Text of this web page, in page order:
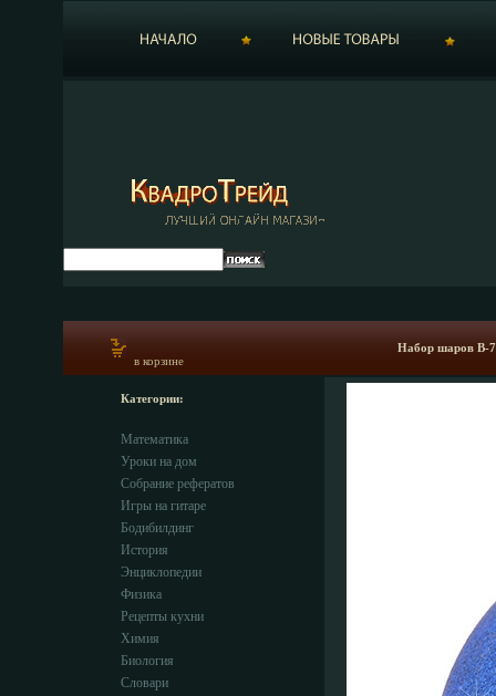
в корзине
Набор шаров B-
Категории:
Математика
Уроки на дом
Собрание рефератов
Игры на гитаре
Бодибилдинг
История
Энциклопедии
Физика
Рецепты кухни
Химия
Биология
Словари